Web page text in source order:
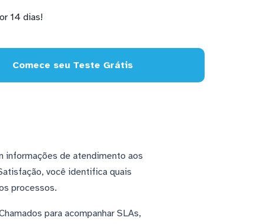
14 dias!
Comece seu Teste Grátis
informações de atendimento aos
você identifica quais
processos.
para acompanhar SLAs,